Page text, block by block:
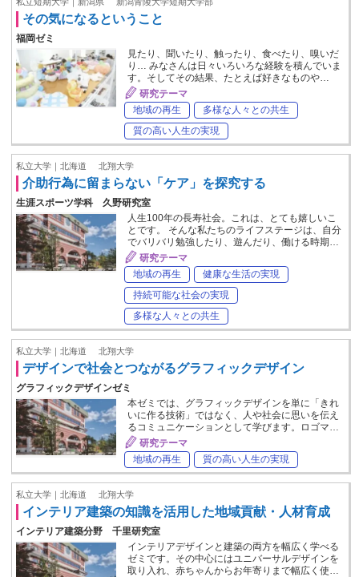
その気になるということ
福岡ゼミ
見たり、聞いたり、触ったり、食べたり、嗅いだ
り… みなさんは日々いろいろな経験を積んでいま
す。そしてその結果、たとえば好きなものや…
研究テーマ
地域の再生
多様な人々との共生
質の高い人生の実現
私立大学｜北海道 北翔大学
介助行為に留まらない「ケア」を探究する
生涯スポーツ学科 久野研究室
人生100年の長寿社会。これは、とても嬉しいこ
とです。 そんな私たちのライフステージは、自分
でバリバリ勉強したり、遊んだり、働ける時期…
研究テーマ
地域の再生
健康な生活の実現
持続可能な社会の実現
多様な人々との共生
私立大学｜北海道 北翔大学
デザインで社会とつながるグラフィックデザイン
グラフィックデザインゼミ
本ゼミでは、グラフィックデザインを単に「きれ
いに作る技術」ではなく、人や社会に思いを伝え
るコミュニケーションとして学びます。ロゴマ…
研究テーマ
地域の再生
質の高い人生の実現
私立大学｜北海道 北翔大学
インテリア建築の知識を活用した地域貢献・人材育成
インテリア建築分野 千里研究室
インテリアデザインと建築の両方を幅広く学べる
ゼミです。その中心にはユニバーサルデザインを
取り入れ、赤ちゃんからお年寄りまで幅広く使…